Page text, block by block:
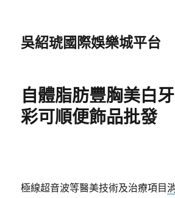
吳紹琥國際娛樂城平台
自體脂肪豐胸美白
彩可順便飾品批發
極線超音波等醫美技術及治療項目